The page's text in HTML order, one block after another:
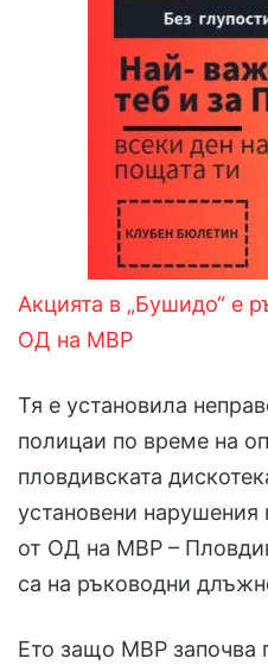
Акцията в „Бушидо“ е
ОД на МВР
Тя е установила
полицаи по време на
пловдивската
установени
от ОД на МВР –
са на ръководни
Ето защо МВР започва